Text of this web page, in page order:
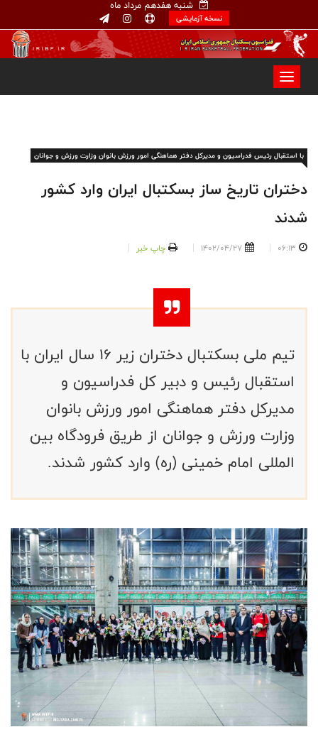
شنبه هفدهم مرداد ماه
نسخه آزمایشی
با استقبال رئیس فدراسیون و مدیرکل دفتر هماهنگی امور ورزش بانوان وزارت ورزش و جوانان
دختران تاریخ ساز بسکتبال ایران وارد کشور
شدند
06:13
1402/04/27 چاپ خبر
تیم ملی بسکتبال دختران زیر ۱۶ سال ایران با
استقبال رئیس و دبیر کل فدراسیون و
مدیرکل دفتر هماهنگی امور ورزش بانوان
وزارت ورزش و جوانان از طریق فرودگاه بین
المللی امام خمینی (ره) وارد کشور شدند.